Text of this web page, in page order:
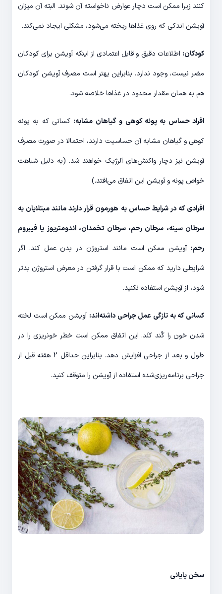
کنند زیرا ممکن است دچار عوارض ناخواسته آن شوند. البته آن میزان
آویشن اندکی که روی غذاها ریخته می‌شود، مشکلی ایجاد نمی‌کند.
کودکان: اطلاعات دقیق و قابل اعتمادی از اینکه آویشن برای کودکان
مضر نیست، وجود ندارد. بنابراین بهتر است مصرف آویشن کودکان
هم به همان مقدار محدود در غذاها خلاصه شود.
افراد حساس به پونه کوهی و گیاهان مشابه: کسانی که به پونه
کوهی و گیاهان مشابه آن حساسیت دارند، احتمالا در صورت مصرف
آویشن نیز دچار واکنش‌های آلرژیک خواهند شد. (به دلیل شباهت
خواص پونه و آویشن این اتفاق می‌افتد.)
افرادی که در شرایط حساس به هورمون قرار دارند مانند مبتلایان به
سرطان سینه، سرطان رحم، سرطان تخمدان، اندومتریوز یا فیبروم
رحم: آویشن ممکن است مانند استروژن در بدن عمل کند. اگر
شرایطی دارید که ممکن است با قرار گرفتن در معرض استروژن بدتر
شود، از آویشن استفاده نکنید.
کسانی که به تازگی عمل جراحی داشته‌اند: آویشن ممکن است لخته
شدن خون را کُند کنَد. این اتفاق ممکن است خطر خونریزی را در
طول و بعد از جراحی افزایش دهد. بنابراین حداقل 2 هفته قبل از
جراحی برنامه‌ریزی‌شده استفاده از آویشن را متوقف کنید.
سخن پایانی